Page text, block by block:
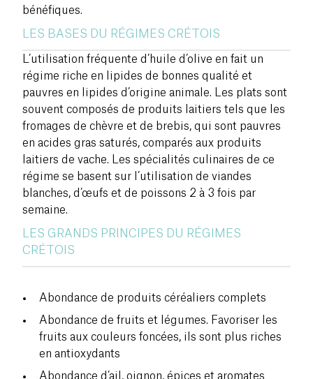
bénéfiques.
LES BASES DU RÉGIMES CRÉTOIS
L’utilisation fréquente d’huile d’olive en fait un
régime riche en lipides de bonnes qualité et
pauvres en lipides d’origine animale. Les plats sont
souvent composés de produits laitiers tels que les
fromages de chèvre et de brebis, qui sont pauvres
en acides gras saturés, comparés aux produits
laitiers de vache. Les spécialités culinaires de ce
régime se basent sur l’utilisation de viandes
blanches, d’œufs et de poissons 2 à 3 fois par
semaine.
LES GRANDS PRINCIPES DU RÉGIMES
CRÉTOIS
Abondance de produits céréaliers complets
Abondance de fruits et légumes. Favoriser les
fruits aux couleurs foncées, ils sont plus riches
en antioxydants
Abondance d’ail, oignon, épices et aromates